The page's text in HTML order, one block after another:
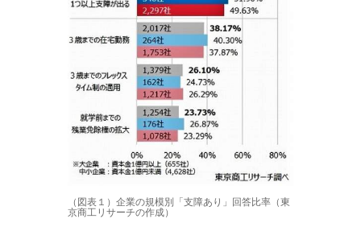
（図表１）企業の規模別「支障あり」回答比率（東
京商工リサーチの作成）